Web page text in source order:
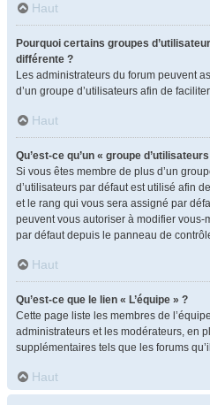
Haut
Pourquoi certains groupes
différente ?
Les administrateurs du forum peuvent
d’un groupe d’utilisateurs afin de
Haut
Qu’est-ce qu’un « groupe
Si vous êtes membre de plus d’un
d’utilisateurs par défaut est utilisé afin
et le rang qui vous sera assigné par
peuvent vous autoriser à modifier vous-
par défaut depuis le panneau de
Haut
Qu’est-ce que le lien « L’équipe » ?
Cette page liste les membres de
administrateurs et les modérateurs, en
supplémentaires tels que les forums
Haut